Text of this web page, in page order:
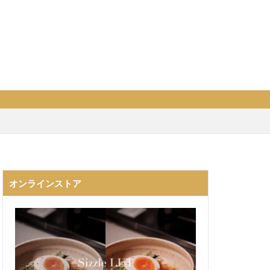
オンラインストア